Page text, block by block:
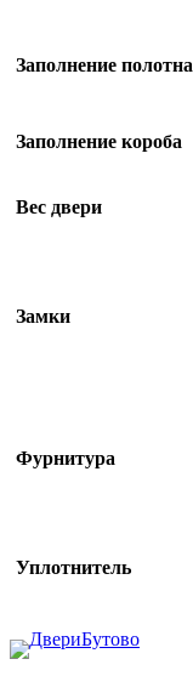
Заполнение полотна
Заполнение короба
Вес двери
Замки
Фурнитура
Уплотнитель